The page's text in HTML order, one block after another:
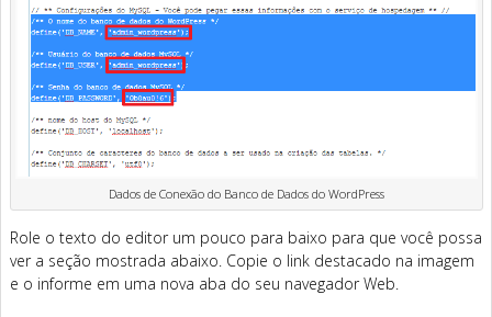
Dados de Conexão do Banco de Dados do WordPress
Role o texto do editor um pouco para baixo para que você possa
ver a seção mostrada abaixo. Copie o link destacado na imagem
e o informe em uma nova aba do seu navegador Web.